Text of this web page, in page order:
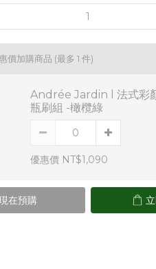
價加購商品 (最多 1 件)
Andrée Jardin l 法式彩
瓶刷組 -橄欖綠
優惠價 NT$1,090
在預購